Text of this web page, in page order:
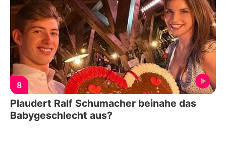
8
Plaudert Ralf Schumacher beinahe das
Babygeschlecht aus?